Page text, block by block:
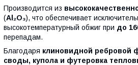
Производится из
(Al₂O₃), что обеспечивает
высокотемпературный обжиг при до
перепадам.
Благодаря клиновидной ребровой
своды, купола и футеровка